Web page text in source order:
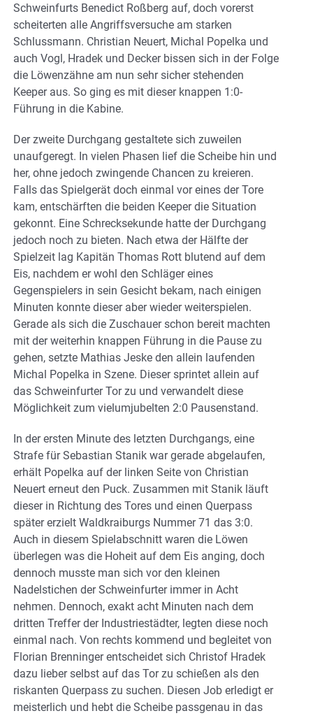
Schweinfurts Benedict Roßberg auf, doch vorerst
scheiterten alle Angriffsversuche am starken
Schlussmann. Christian Neuert, Michal Popelka und
auch Vogl, Hradek und Decker bissen sich in der Folge
die Löwenzähne am nun sehr sicher stehenden
Keeper aus. So ging es mit dieser knappen 1:0-
Führung in die Kabine.
Der zweite Durchgang gestaltete sich zuweilen
unaufgeregt. In vielen Phasen lief die Scheibe hin und
her, ohne jedoch zwingende Chancen zu kreieren.
Falls das Spielgerät doch einmal vor eines der Tore
kam, entschärften die beiden Keeper die Situation
gekonnt. Eine Schrecksekunde hatte der Durchgang
jedoch noch zu bieten. Nach etwa der Hälfte der
Spielzeit lag Kapitän Thomas Rott blutend auf dem
Eis, nachdem er wohl den Schläger eines
Gegenspielers in sein Gesicht bekam, nach einigen
Minuten konnte dieser aber wieder weiterspielen.
Gerade als sich die Zuschauer schon bereit machten
mit der weiterhin knappen Führung in die Pause zu
gehen, setzte Mathias Jeske den allein laufenden
Michal Popelka in Szene. Dieser sprintet allein auf
das Schweinfurter Tor zu und verwandelt diese
Möglichkeit zum vielumjubelten 2:0 Pausenstand.
In der ersten Minute des letzten Durchgangs, eine
Strafe für Sebastian Stanik war gerade abgelaufen,
erhält Popelka auf der linken Seite von Christian
Neuert erneut den Puck. Zusammen mit Stanik läuft
dieser in Richtung des Tores und einen Querpass
später erzielt Waldkraiburgs Nummer 71 das 3:0.
Auch in diesem Spielabschnitt waren die Löwen
überlegen was die Hoheit auf dem Eis anging, doch
dennoch musste man sich vor den kleinen
Nadelstichen der Schweinfurter immer in Acht
nehmen. Dennoch, exakt acht Minuten nach dem
dritten Treffer der Industriestädter, legten diese noch
einmal nach. Von rechts kommend und begleitet von
Florian Brenninger entscheidet sich Christof Hradek
dazu lieber selbst auf das Tor zu schießen als den
riskanten Querpass zu suchen. Diesen Job erledigt er
meisterlich und hebt die Scheibe passgenau in das